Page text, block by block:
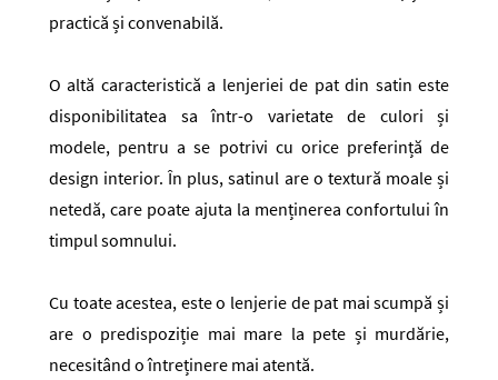
practică și convenabilă.
O altă caracteristică a lenjeriei de pat din satin este
disponibilitatea sa într-o varietate de culori și
modele, pentru a se potrivi cu orice preferință de
design interior. În plus, satinul are o textură moale și
netedă, care poate ajuta la menținerea confortului în
timpul somnului.
Cu toate acestea, este o lenjerie de pat mai scumpă și
are o predispoziție mai mare la pete și murdărie,
necesitând o întreținere mai atentă.